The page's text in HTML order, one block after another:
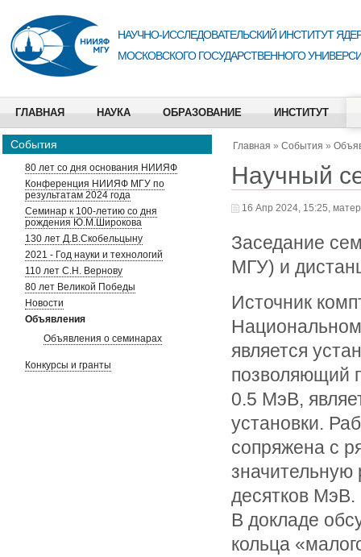
НАУЧНО-ИССЛЕДОВАТЕЛЬСКИЙ ИНСТИТУТ
МОСКОВСКОГО ГОСУДАРСТВЕННОГО
ГЛАВНАЯ НАУКА ОБРАЗОВАНИЕ ИНСТИТУТ
События
80 лет со дня основания НИИЯФ
Конференция НИИЯФ МГУ по
результатам 2024 года
Семинар к 100-летию со дня
рождения Ю.М.Широкова
130 лет Д.В.Скобельцыну
2021 - Год науки и технологий
110 лет С.Н. Вернову
80 лет Великой Победы
Новости
Объявления
Объявления о семинарах
Конкурсы и гранты
Главная » События »
Научный
16 Апр 2024, 15:25,
Заседание
МГУ) и
Источник
является
позволяющий
0.5 МэВ,
установки.
сопряжена с
значительную
десятков МэВ.
В докладе
кольца